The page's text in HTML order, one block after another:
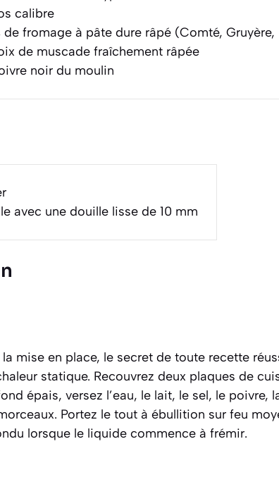
calibre
de fromage à pâte dure râpé (Comté,
de muscade fraîchement râpée
noir du moulin
avec une douille lisse de 10 mm
mise en place, le secret de toute recette
statique. Recouvrez deux plaques de
épais, versez l’eau, le lait, le sel, le poivre,
Portez le tout à ébullition sur feu
lorsque le liquide commence à frémir.